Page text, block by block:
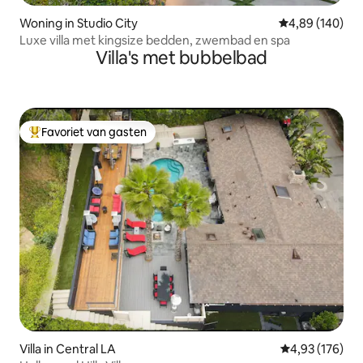
Woning in Studio City Gemiddelde
4,89 (140)
Luxe villa met kingsize bedden, zwembad en spa
Villa's met bubbelbad
Topfavoriet van gasten
Favoriet van gasten
Villa in Central LA Gemiddelde
4,93 (176)